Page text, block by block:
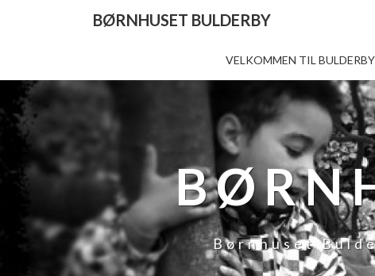
BØRNHUSET BULDERBY
VELKOMMEN TIL BULDERBY
Børnhuset